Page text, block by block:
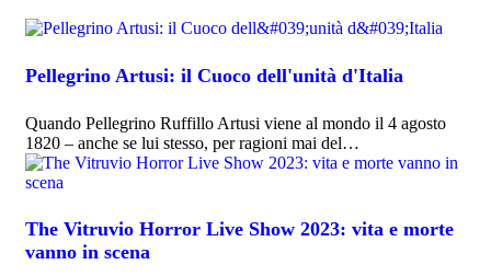
Pellegrino Artusi: il Cuoco dell'unità d'Italia
Quando Pellegrino Ruffillo Artusi viene al mondo il 4 agosto
1820 – anche se lui stesso, per ragioni mai del…
The Vitruvio Horror Live Show 2023: vita e morte
vanno in scena